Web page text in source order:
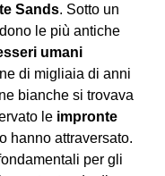
Sands. Sotto un
le più antiche
umani
di migliaia di anni
bianche si trovava
le impronte
hanno attraversato.
per gli